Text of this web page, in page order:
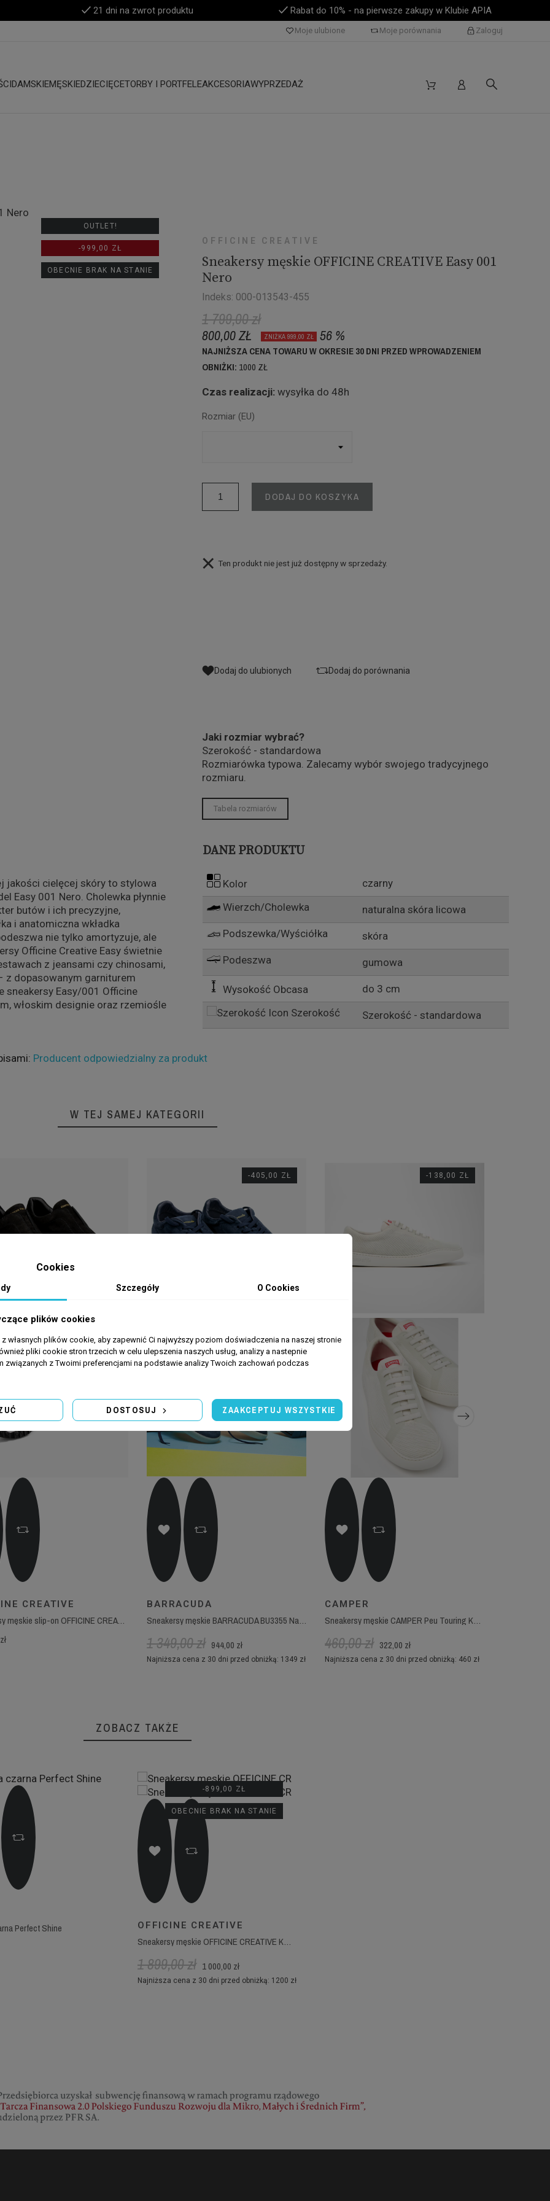
21 dni na zwrot produktu Rabat do 10% - na pierwsze zakupy w Klubie APIA
Moje ulubione Moje porównania Zaloguj
DAMSKIEMĘSKIEDZIECIĘCETORBY I PORTFELEAKCESORIAWYPRZEDAŻ
OUTLET!
-999,00 ZŁ
OBECNIE BRAK NA STANIE
OFFICINE CREATIVE
Sneakersy męskie OFFICINE CREATIVE Easy 001
Nero
Indeks: 000-013543-455
1 799,00 zł
800,00 ZŁ ZNIŻKA 999,00 ZŁ 56 %
NAJNIŻSZA CENA TOWARU W OKRESIE 30 DNI PRZED WPROWADZENIEM
OBNIŻKI: 1000 ZŁ
Czas realizacji: wysyłka do 48h
Rozmiar (EU)
DODAJ DO KOSZYKA
Ten produkt nie jest już dostępny w sprzedaży.
Dodaj do ulubionych Dodaj do porównania
Jaki rozmiar wybrać?
Szerokość - standardowa
Rozmiarówka typowa. Zalecamy wybór swojego tradycyjnego
rozmiaru.
Tabela rozmiarów
jakości cielęcej skóry to stylowa
Easy 001 Nero. Cholewka płynnie
butów i ich precyzyjne,
i anatomiczna wkładka
nie tylko amortyzuje, ale
Officine Creative Easy świetnie
z jeansami czy chinosami,
z dopasowanym garniturem
sneakersy Easy/001 Officine
włoskim designie oraz rzemiośle
DANE PRODUKTU
Kolor
czarny
Wierzch/Cholewka
naturalna skóra licowa
Podszewka/Wyściółka
skóra
Podeszwa
gumowa
Wysokość Obcasa
do 3 cm
Szerokość
Szerokość - standardowa
Producent odpowiedzialny za produkt
W TEJ SAMEJ KATEGORII
CREATIVE
Sneakersy męskie slip-on OFFICINE CREATIVE Zodiac/001 Nero
BARRACUDA
Sneakersy męskie BARRACUDA BU3355 Navy Guga
1 349,00 zł 944,00 zł
Najniższa cena z 30 dni przed obniżką: 1349 zł
-405,00 ZŁ
CAMPER
Sneakersy męskie CAMPER Peu Touring K101082-002
460,00 zł 322,00 zł
Najniższa cena z 30 dni przed obniżką: 460 zł
-138,00 ZŁ
ZOBACZ TAKŻE
Perfect Shine
OFFICINE CREATIVE
Sneakersy męskie OFFICINE CREATIVE Karma 015 T.Moro
1 899,00 zł 1 000,00 zł
Najniższa cena z 30 dni przed obniżką: 1200 zł
-899,00 ZŁ
OBECNIE BRAK NA STANIE
Cookies
Szczegóły O Cookies
plików cookies
z własnych plików cookie, aby zapewnić Ci najwyższy poziom doświadczenia na naszej stronie
pliki cookie stron trzecich w celu ulepszenia naszych usług, analizy a nastepnie
związanych z Twoimi preferencjami na podstawie analizy Twoich zachowań podczas
DOSTOSUJ ZAAKCEPTUJ WSZYSTKIE